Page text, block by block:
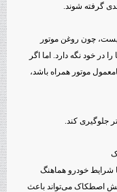
گرفته شوند.
چون روغن موتور
در خود نگه دارد. اما اگر
موتور همراه باشد،
جلوگیری کند.
شرایط خودرو هماهنگ
اصطکاک می‌تواند باعث